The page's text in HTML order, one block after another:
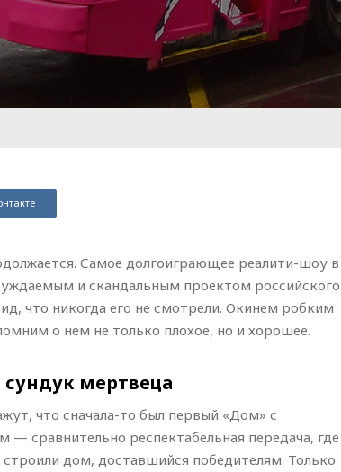
Самое долгоиграющее реалити-шоу в
и скандальным проектом российского
что никогда его не смотрели. Окинем робким
о нем не только плохое, но и хорошее.
мертвеца
что сначала-то был первый «Дом» с
сравнительно респектабельная передача, где
дом, доставшийся победителям. Только